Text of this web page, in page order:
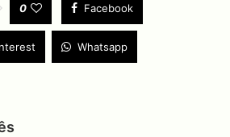
0 Facebook
Whatsapp